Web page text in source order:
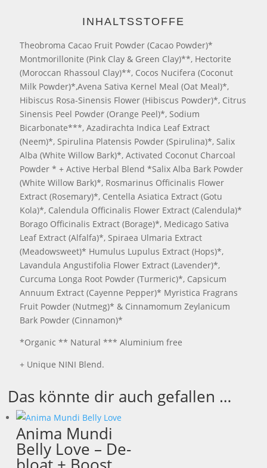
INHALTSSTOFFE
Theobroma Cacao Fruit Powder (Cacao Powder)*
Montmorillonite (Pink Clay & Green Clay)**, Hectorite
(Moroccan Rhassoul Clay)**, Cocos Nucifera (Coconut
Milk Powder)*,Avena Sativa Kernel Meal (Oat Meal)*,
Hibiscus Rosa-Sinensis Flower (Hibiscus Powder)*, Citrus
Sinensis Peel Powder (Orange Peel)*, Sodium
Bicarbonate***, Azadirachta Indica Leaf Extract
(Neem)*, Spirulina Platensis Powder (Spirulina)*, Salix
Alba (White Willow Bark)*, Activated Coconut Charcoal
Powder * + Active Herbal Blend *Salix Alba Bark Powder
(White Willow Bark)*, Rosmarinus Officinalis Flower
Extract (Rosemary)*, Centella Asiatica Extract (Gotu
Kola)*, Calendula Officinalis Flower Extract (Calendula)*
Borago Officinalis Extract (Borage)*, Medicago Sativa
Leaf Extract (Alfalfa)*, Spiraea Ulmaria Extract
(Meadowsweet)* Humulus Lupulus Extract (Hops)*,
Lavandula Angustifolia Flower Extract (Lavender)*,
Curcuma Longa Root Powder (Turmeric)*, Capsicum
Annuum Extract (Cayenne Pepper)* Myristica Fragrans
Fruit Powder (Nutmeg)* & Cinnamomum Zeylanicum
Bark Powder (Cinnamon)*
*Organic ** Natural *** Aluminium free
+ Unique NINI Blend.
Das könnte dir auch gefallen …
Anima Mundi
Belly Love – De-